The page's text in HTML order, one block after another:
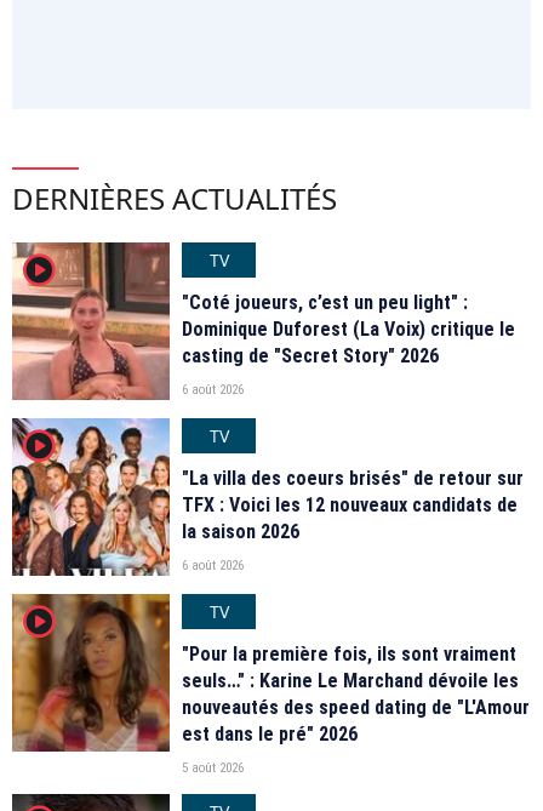
DERNIÈRES ACTUALITÉS
player2
TV
"Coté joueurs, c’est un peu light" :
Dominique Duforest (La Voix) critique le
casting de "Secret Story" 2026
6 août 2026
player2
TV
"La villa des coeurs brisés" de retour sur
TFX : Voici les 12 nouveaux candidats de
la saison 2026
6 août 2026
player2
TV
"Pour la première fois, ils sont vraiment
seuls…" : Karine Le Marchand dévoile les
nouveautés des speed dating de "L'Amour
est dans le pré" 2026
5 août 2026